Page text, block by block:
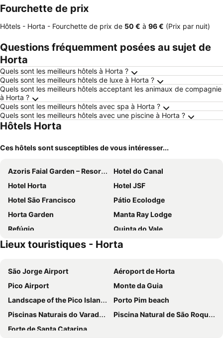
Fourchette de prix
Hôtels - Horta - Fourchette de prix de ‎50 € à ‎96 € (Prix par nuit)
Questions fréquemment posées au sujet de
Horta
Quels sont les meilleurs hôtels à Horta ?
Quels sont les meilleurs hôtels de luxe à Horta ?
Quels sont les meilleurs hôtels acceptant les animaux de compagnie
à Horta ?
Quels sont les meilleurs hôtels avec spa à Horta ?
Quels sont les meilleurs hôtels avec une piscine à Horta ?
Hôtels Horta
Ces hôtels sont susceptibles de vous intéresser...
Azoris Faial Garden – Resort Hotel
Hotel do Canal
Hotel Horta
Hotel JSF
Hotel São Francisco
Pátio Ecolodge
Horta Garden
Manta Ray Lodge
Refúgio
Quinta do Vale
Quinta das Buganvílias
BELO CAMPO - Ilha do Faial (Horta)
Hotel Caravelas
Pocinhobay
Casa do Cais
Nova Vista-inn Pico
Vila Barca
House Andrade
Adega Mourato
Adega JB
Melosplace
Lieux touristiques - Horta
São Jorge Airport
Aéroport de Horta
Pico Airport
Monte da Guia
Landscape of the Pico Island Vineyard Culture
Porto Pim beach
Piscinas Naturais do Varadouro
Piscina Natural de São Roque do Pico
Forte de Santa Catarina